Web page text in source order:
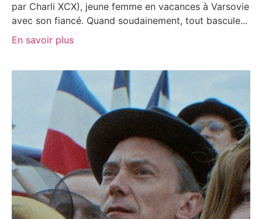
par Charli XCX), jeune femme en vacances à Varsovie
avec son fiancé. Quand soudainement, tout bascule...
En savoir plus